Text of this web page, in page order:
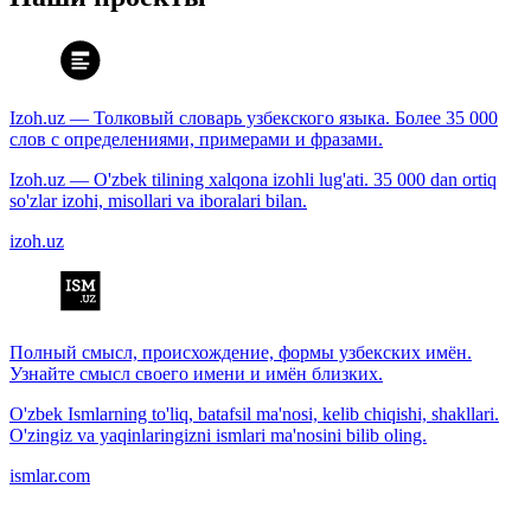
Izoh.uz — Толковый словарь узбекского языка. Более 35 000
слов с определениями, примерами и фразами.
Izoh.uz — O'zbek tilining xalqona izohli lug'ati. 35 000 dan ortiq
so'zlar izohi, misollari va iboralari bilan.
izoh.uz
Полный смысл, происхождение, формы узбекских имён.
Узнайте смысл своего имени и имён близких.
O'zbek Ismlarning to'liq, batafsil ma'nosi, kelib chiqishi, shakllari.
O'zingiz va yaqinlaringizni ismlari ma'nosini bilib oling.
ismlar.com